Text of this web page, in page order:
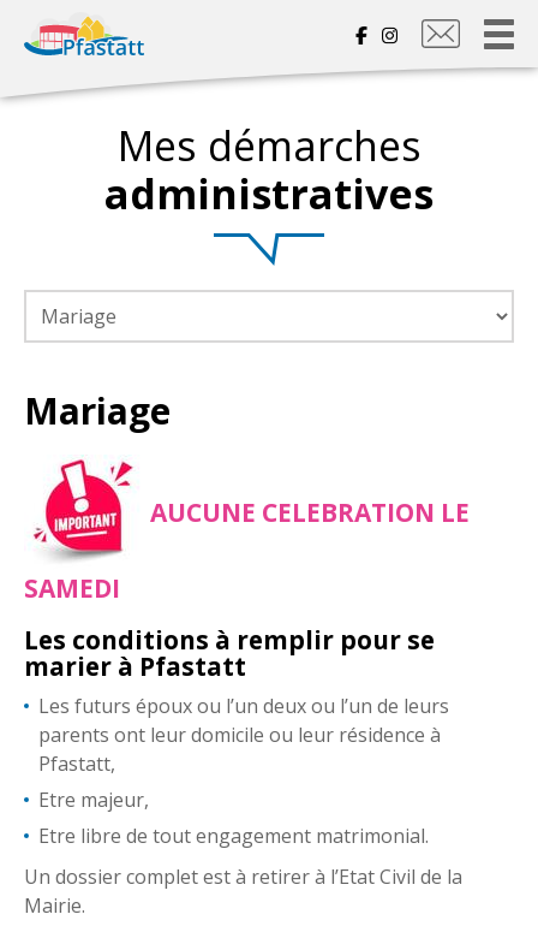
Nous
Mes démarches
administratives
Mariage
AUCUNE CELEBRATION LE
SAMEDI
Les conditions à remplir pour se
marier à Pfastatt
Les futurs époux ou l’un deux ou l’un de leurs
parents ont leur domicile ou leur résidence à
Pfastatt,
Etre majeur,
Etre libre de tout engagement matrimonial.
Un dossier complet est à retirer à l’Etat Civil de la
Mairie.